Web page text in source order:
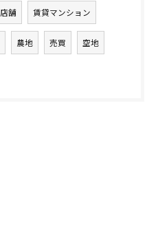
店舗 賃貸マンション
農地 売買 空地